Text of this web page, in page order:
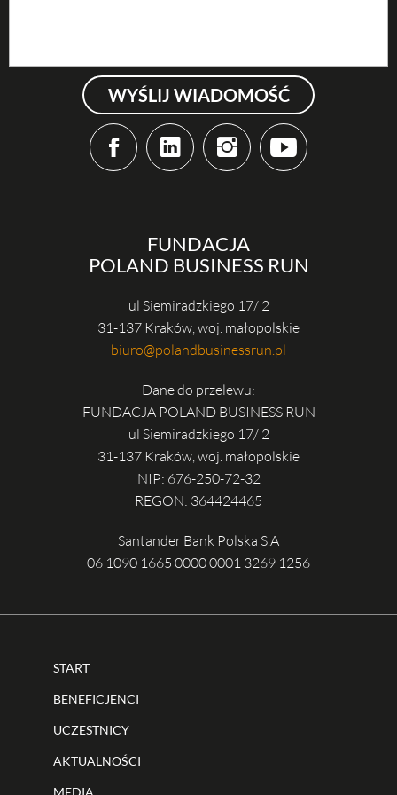
WYŚLIJ WIADOMOŚĆ
FUNDACJA
POLAND BUSINESS RUN
ul Siemiradzkiego 17/ 2
31-137 Kraków, woj. małopolskie
biuro@polandbusinessrun.pl
Dane do przelewu:
FUNDACJA POLAND BUSINESS RUN
ul Siemiradzkiego 17/ 2
31-137 Kraków, woj. małopolskie
NIP: 676-250-72-32
REGON: 364424465
Santander Bank Polska S.A
06 1090 1665 0000 0001 3269 1256
START
BENEFICJENCI
UCZESTNICY
AKTUALNOŚCI
MEDIA